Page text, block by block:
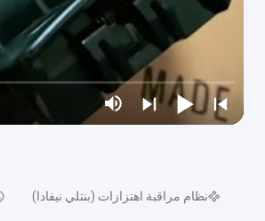
نظام مراقبة اهتزازات (بنتلي نيفادا)